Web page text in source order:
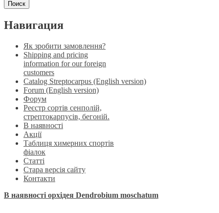
Навигация
Як зробити замовлення?
Shipping and pricing
information for our foreign
customers
Catalog Streptocarpus (English version)
Forum (English version)
Форум
Реєстр сортів сенполій,
стрептокарпусів, бегоній.
В наявності
Акції
Таблиця химерних спортів
фіалок
Статті
Стара версія сайту
Контакти
В наявності орхідея Dendrobium moschatum